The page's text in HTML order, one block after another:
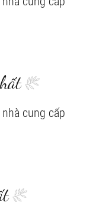
cung cấp